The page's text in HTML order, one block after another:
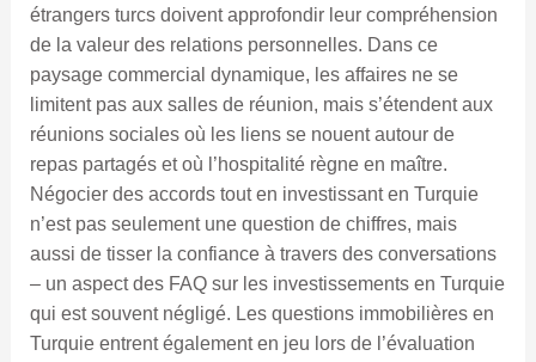
étrangers turcs doivent approfondir leur compréhension
de la valeur des relations personnelles. Dans ce
paysage commercial dynamique, les affaires ne se
limitent pas aux salles de réunion, mais s’étendent aux
réunions sociales où les liens se nouent autour de
repas partagés et où l’hospitalité règne en maître.
Négocier des accords tout en investissant en Turquie
n’est pas seulement une question de chiffres, mais
aussi de tisser la confiance à travers des conversations
– un aspect des FAQ sur les investissements en Turquie
qui est souvent négligé. Les questions immobilières en
Turquie entrent également en jeu lors de l’évaluation